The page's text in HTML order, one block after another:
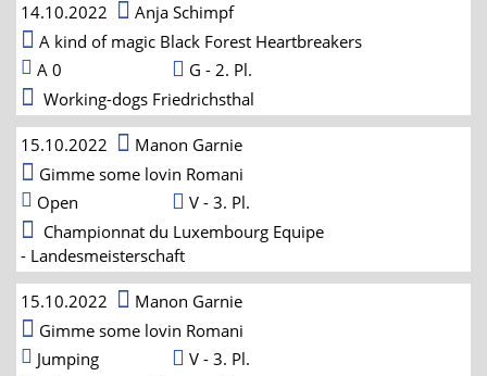
14.10.2022
Anja Schimpf
A kind of magic Black Forest Heartbreakers
A 0
G - 2. Pl.
Working-dogs Friedrichsthal
15.10.2022
Manon Garnie
Gimme some lovin Romani
Open
V - 3. Pl.
Championnat du Luxembourg Equipe
- Landesmeisterschaft
15.10.2022
Manon Garnie
Gimme some lovin Romani
Jumping
V - 3. Pl.